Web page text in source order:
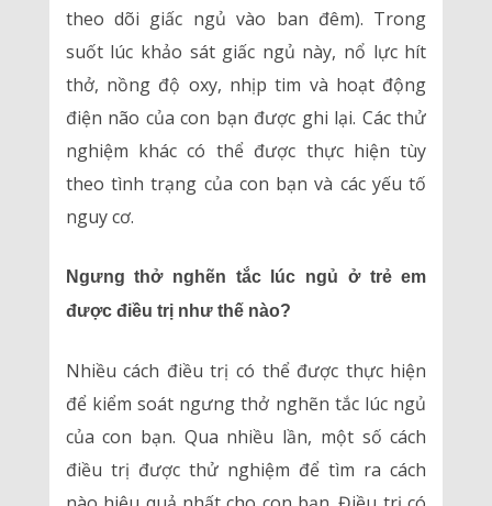
theo dõi giấc ngủ vào ban đêm). Trong
suốt lúc khảo sát giấc ngủ này, nổ lực hít
thở, nồng độ oxy, nhịp tim và hoạt động
điện não của con bạn được ghi lại. Các thử
nghiệm khác có thể được thực hiện tùy
theo tình trạng của con bạn và các yếu tố
nguy cơ.
Ngưng thở nghẽn tắc lúc ngủ ở trẻ em
được điều trị như thế nào?
Nhiều cách điều trị có thể được thực hiện
để kiểm soát ngưng thở nghẽn tắc lúc ngủ
của con bạn. Qua nhiều lần, một số cách
điều trị được thử nghiệm để tìm ra cách